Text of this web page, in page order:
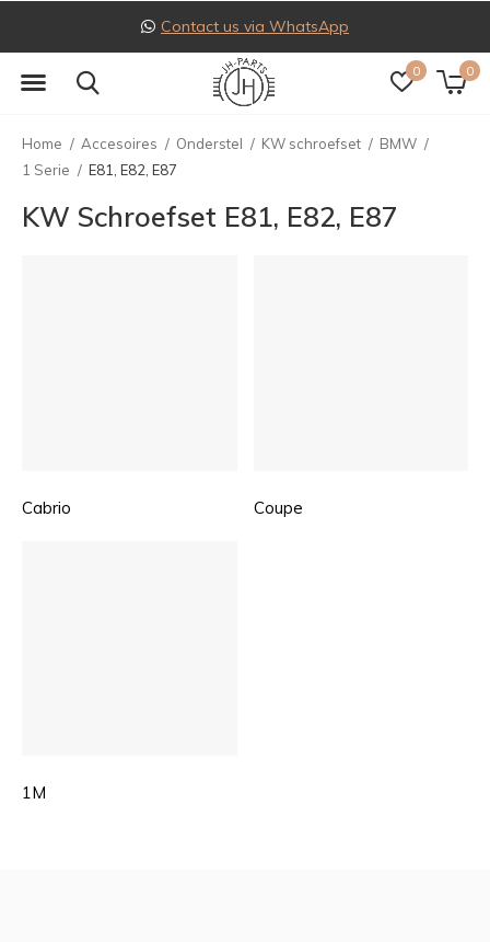
0 0
Contact us via WhatsApp
Home Accesoires Onderstel KW schroefset
BMW
1 Serie
E81, E82, E87
KW Schroefset E81, E82, E87
Cabrio Coupe
1M